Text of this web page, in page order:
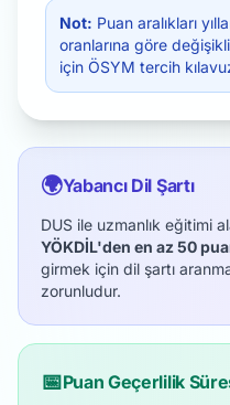
Not: Puan aralıkları
oranlarına göre
için ÖSYM tercih
🌍Yabancı Dil Şartı
DUS ile uzmanlık eğitimi
YÖKDİL'den en az 50
girmek için dil şartı
zorunludur.
📅Puan Geçerlilik